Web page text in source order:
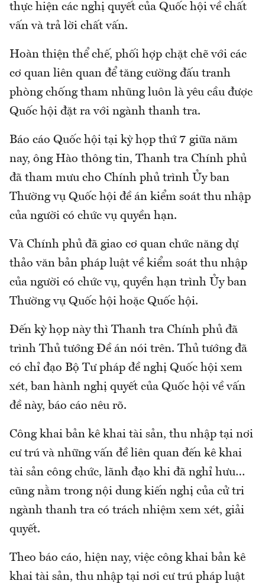
thực hiện các nghị quyết của Quốc hội về chất
vấn và trả lời chất vấn.
Hoàn thiện thể chế, phối hợp chặt chẽ với các
cơ quan liên quan để tăng cường đấu tranh
phòng chống tham nhũng luôn là yêu cầu được
Quốc hội đặt ra với ngành thanh tra.
Báo cáo Quốc hội tại kỳ họp thứ 7 giữa năm
nay, ông Hào thông tin, Thanh tra Chính phủ
đã tham mưu cho Chính phủ trình Ủy ban
Thường vụ Quốc hội đề án kiểm soát thu nhập
của người có chức vụ quyền hạn.
Và Chính phủ đã giao cơ quan chức năng dự
thảo văn bản pháp luật về kiểm soát thu nhập
của người có chức vụ, quyền hạn trình Ủy ban
Thường vụ Quốc hội hoặc Quốc hội.
Đến kỳ họp này thì Thanh tra Chính phủ đã
trình Thủ tướng Đề án nói trên. Thủ tướng đã
có chỉ đạo Bộ Tư pháp đề nghị Quốc hội xem
xét, ban hành nghị quyết của Quốc hội về vấn
đề này, báo cáo nêu rõ.
Công khai bản kê khai tài sản, thu nhập tại nơi
cư trú và những vấn đề liên quan đến kê khai
tài sản công chức, lãnh đạo khi đã nghỉ hưu…
cũng nằm trong nội dung kiến nghị của cử tri
ngành thanh tra có trách nhiệm xem xét, giải
quyết.
Theo báo cáo, hiện nay, việc công khai bản kê
khai tài sản, thu nhập tại nơi cư trú pháp luật